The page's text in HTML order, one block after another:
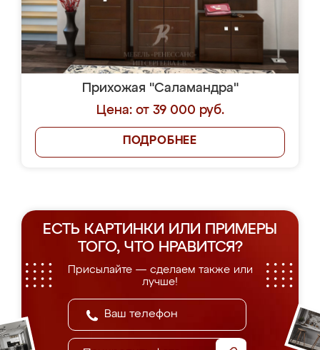
Прихожая "Саламандра"
Цена: от 39 000 руб.
ПОДРОБНЕЕ
ЕСТЬ КАРТИНКИ ИЛИ ПРИМЕРЫ
ТОГО, ЧТО НРАВИТСЯ?
Присылайте — сделаем также или
лучше!